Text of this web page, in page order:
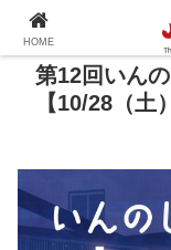
第12回いん
【10/28（土
HOME